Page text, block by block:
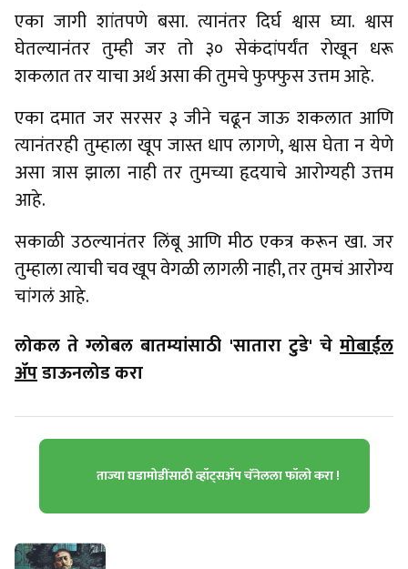
एका जागी शांतपणे बसा. त्यानंतर दिर्घ श्वास घ्या. श्वास
घेतल्यानंतर तुम्ही जर तो ३० सेकंदांपर्यंत राेखून धरू
शकलात तर याचा अर्थ असा की तुमचे फुफ्फुस उत्तम आहे.
एका दमात जर सरसर ३ जीने चढून जाऊ शकलात आणि
त्यानंतरही तुम्हाला खूप जास्त धाप लागणे, श्वास घेता न येणे
असा त्रास झाला नाही तर तुमच्या हृदयाचे आरोग्यही उत्तम
आहे.
सकाळी उठल्यानंतर लिंबू आणि मीठ एकत्र करून खा. जर
तुम्हाला त्याची चव खूप वेगळी लागली नाही, तर तुमचं आरोग्य
चांगलं आहे.
लोकल ते ग्लोबल बातम्यांसाठी 'सातारा टुडे' चे मोबाईल
ॲपडाऊनलोड करा
ताज्या घडामोडींसाठी व्हॉट्सॲप चॅनेलला फॉलो करा !